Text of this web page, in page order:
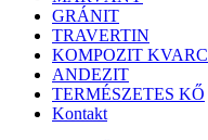
GRÁNIT
TRAVERTIN
KOMPOZIT KVARC
ANDEZIT
TERMÉSZETES KŐ
Kontakt